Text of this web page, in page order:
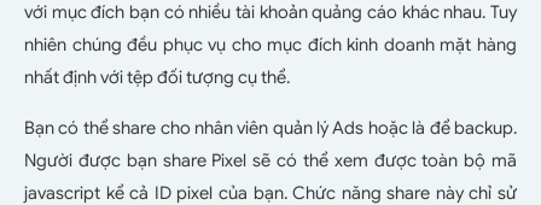
với mục đích bạn có nhiều tài khoản quảng cáo khác nhau. Tuy
nhiên chúng đều phục vụ cho mục đích kinh doanh mặt hàng
nhất định với tệp đối tượng cụ thể.
Bạn có thể share cho nhân viên quản lý Ads hoặc là để backup.
Người được bạn share Pixel sẽ có thể xem được toàn bộ mã
javascript kể cả ID pixel của bạn. Chức năng share này chỉ sử